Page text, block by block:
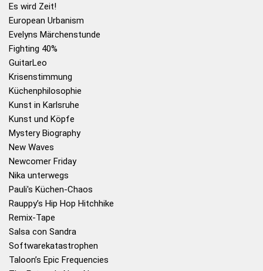
Es wird Zeit!
European Urbanism
Evelyns Märchenstunde
Fighting 40%
GuitarLeo
Krisenstimmung
Küchenphilosophie
Kunst in Karlsruhe
Kunst und Köpfe
Mystery Biography
New Waves
Newcomer Friday
Nika unterwegs
Pauli's Küchen-Chaos
Rauppy’s Hip Hop Hitchhike
Remix-Tape
Salsa con Sandra
Softwarekatastrophen
Taloon’s Epic Frequencies